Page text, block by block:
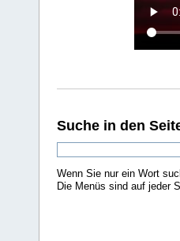
Suche in den
Wenn Sie nur ein Wort
Die Menüs sind auf jeder